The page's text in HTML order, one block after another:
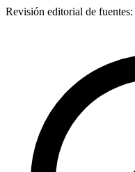
Revisión editorial de fuentes: